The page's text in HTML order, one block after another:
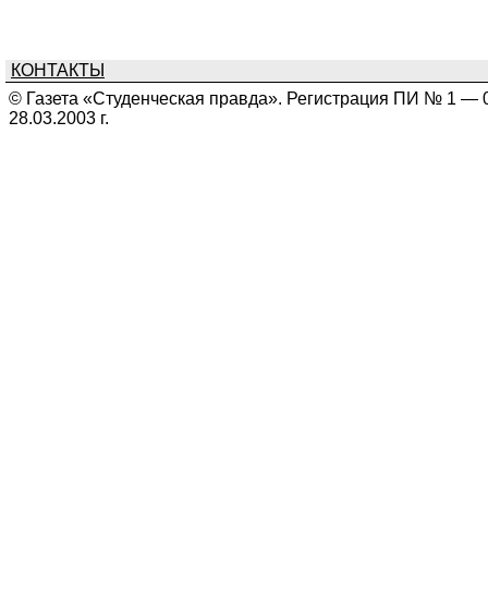
КОНТАКТЫ
© Газета «Студенческая правда». Регистрация ПИ № 1 —
28.03.2003 г.